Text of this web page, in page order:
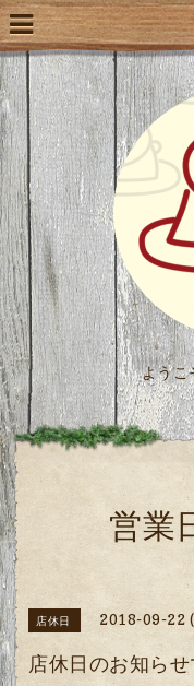
ようこ
営業
店休日 2018-09-22
店休日のお知らせ